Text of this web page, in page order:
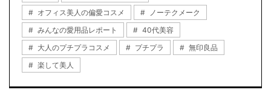
オフィス美人の偏愛コスメ
ノーテクメーク
みんなの愛用品レポート
40代美容
大人のプチプラコスメ
プチプラ
無印良品
楽して美人